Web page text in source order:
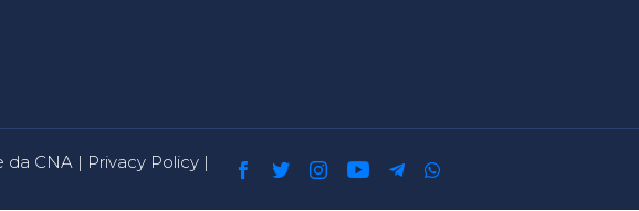
da CNA | Privacy Policy |